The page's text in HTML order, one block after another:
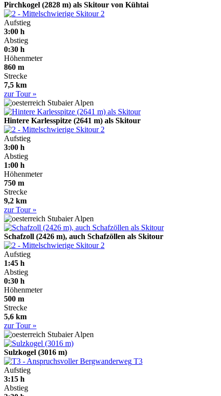
Pirchkogel (2828 m) als Skitour von Kühtai
2
Aufstieg
3:00 h
Abstieg
0:30 h
Höhenmeter
860 m
Strecke
7,5 km
zur Tour »
Stubaier Alpen
Hintere Karlesspitze (2641 m) als Skitour
2
Aufstieg
3:00 h
Abstieg
1:00 h
Höhenmeter
750 m
Strecke
9,2 km
zur Tour »
Stubaier Alpen
Schafzoll (2426 m), auch Schafzöllen als Skitour
2
Aufstieg
1:45 h
Abstieg
0:30 h
Höhenmeter
500 m
Strecke
5,6 km
zur Tour »
Stubaier Alpen
Sulzkogel (3016 m)
T3
Aufstieg
3:15 h
Abstieg